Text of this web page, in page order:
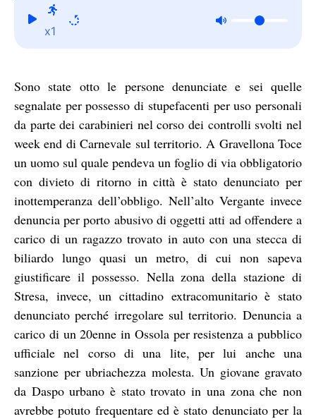
x1
Sono state otto le persone denunciate e sei quelle
segnalate per possesso di stupefacenti per uso personali
da parte dei carabinieri nel corso dei controlli svolti nel
week end di Carnevale sul territorio. A Gravellona Toce
un uomo sul quale pendeva un foglio di via obbligatorio
con divieto di ritorno in città è stato denunciato per
inottemperanza dell’obbligo. Nell’alto Vergante invece
denuncia per porto abusivo di oggetti atti ad offendere a
carico di un ragazzo trovato in auto con una stecca di
biliardo lungo quasi un metro, di cui non sapeva
giustificare il possesso. Nella zona della stazione di
Stresa, invece, un cittadino extracomunitario è stato
denunciato perché irregolare sul territorio. Denuncia a
carico di un 20enne in Ossola per resistenza a pubblico
ufficiale nel corso di una lite, per lui anche una
sanzione per ubriachezza molesta. Un giovane gravato
da Daspo urbano è stato trovato in una zona che non
avrebbe potuto frequentare ed è stato denunciato per la